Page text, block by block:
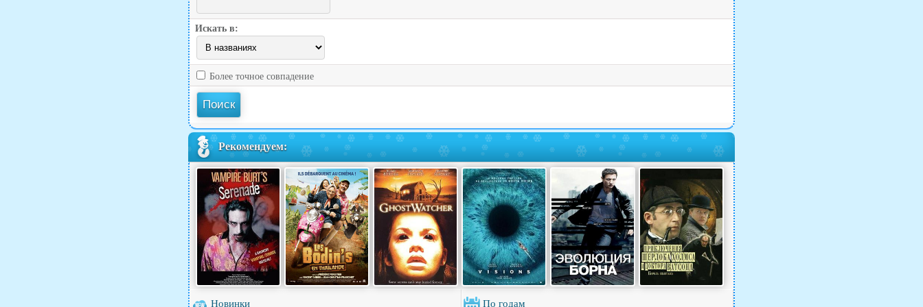
Искать в:
Более точное совпадение
Рекомендуем:
Новинки По годам